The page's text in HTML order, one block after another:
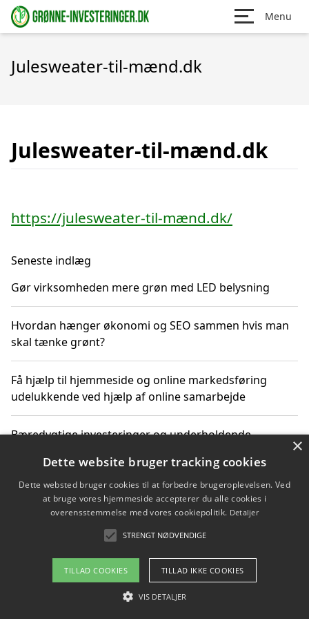
Menu
Julesweater-til-mænd.dk
Julesweater-til-mænd.dk
https://julesweater-til-mænd.dk/
Seneste indlæg
Gør virksomheden mere grøn med LED belysning
Hvordan hænger økonomi og SEO sammen hvis man
skal tænke grønt?
Få hjælp til hjemmeside og online markedsføring
udelukkende ved hjælp af online samarbejde
Bæredygtige investeringer og underholdende
Sådan kan online møder for virksomheder fremme
grønne investeringer
Copyright 2026 - Pilanto Aps
Om / kontakt
×
Dette website bruger tracking cookies
Dette websted bruger cookies til at forbedre brugeroplevelsen. Ved
at bruge vores hjemmeside accepterer du alle cookies i
overensstemmelse med vores cookiepolitik. Detaljer
STRENGT NØDVENDIGE
TILLAD COOKIES TILLAD IKKE COOKIES
VIS DETALJER